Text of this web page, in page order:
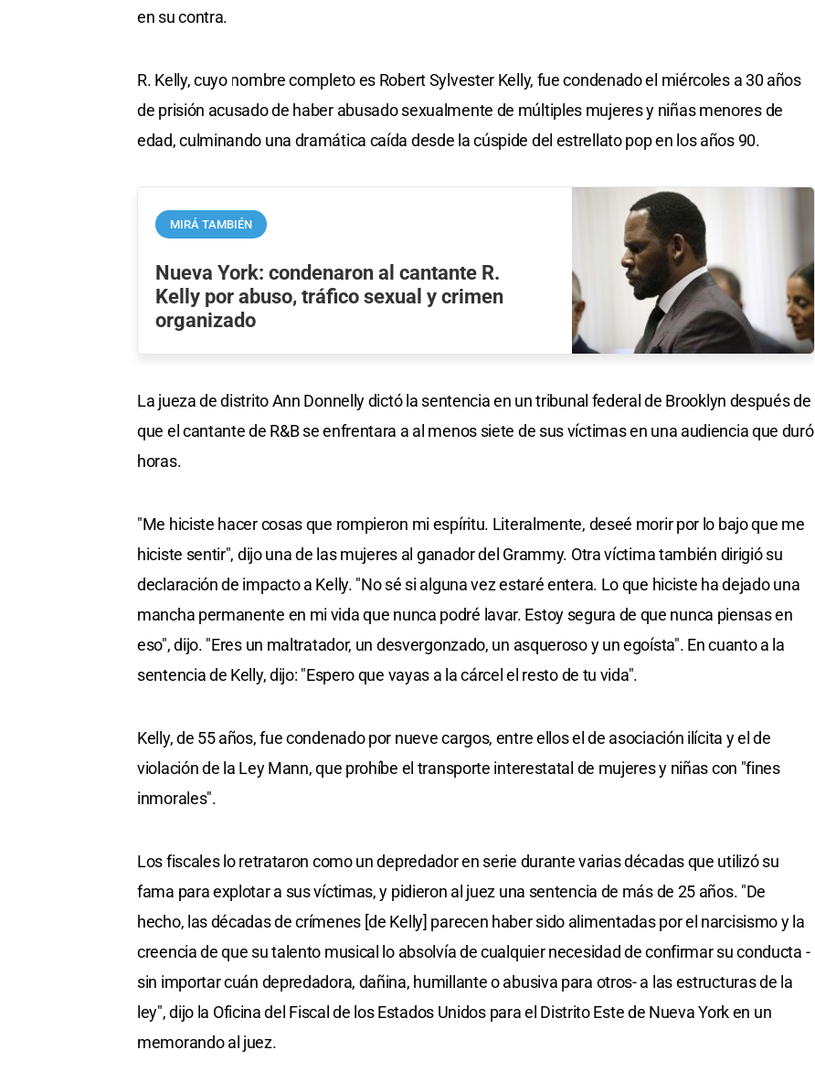
en su contra.
R. Kelly, cuyo nombre completo es Robert Sylvester Kelly, fue condenado el miércoles a 30 años
de prisión acusado de haber abusado sexualmente de múltiples mujeres y niñas menores de
edad, culminando una dramática caída desde la cúspide del estrellato pop en los años 90.
MIRÁ TAMBIÉN
Nueva York: condenaron al cantante R.
Kelly por abuso, tráfico sexual y crimen
organizado
La jueza de distrito Ann Donnelly dictó la sentencia en un tribunal federal de Brooklyn después de
que el cantante de R&B se enfrentara a al menos siete de sus víctimas en una audiencia que duró
horas.
"Me hiciste hacer cosas que rompieron mi espíritu. Literalmente, deseé morir por lo bajo que me
hiciste sentir", dijo una de las mujeres al ganador del Grammy. Otra víctima también dirigió su
declaración de impacto a Kelly. "No sé si alguna vez estaré entera. Lo que hiciste ha dejado una
mancha permanente en mi vida que nunca podré lavar. Estoy segura de que nunca piensas en
eso", dijo. "Eres un maltratador, un desvergonzado, un asqueroso y un egoísta". En cuanto a la
sentencia de Kelly, dijo: "Espero que vayas a la cárcel el resto de tu vida".
Kelly, de 55 años, fue condenado por nueve cargos, entre ellos el de asociación ilícita y el de
violación de la Ley Mann, que prohíbe el transporte interestatal de mujeres y niñas con "fines
inmorales".
Los fiscales lo retrataron como un depredador en serie durante varias décadas que utilizó su
fama para explotar a sus víctimas, y pidieron al juez una sentencia de más de 25 años. "De
hecho, las décadas de crímenes [de Kelly] parecen haber sido alimentadas por el narcisismo y la
creencia de que su talento musical lo absolvía de cualquier necesidad de confirmar su conducta -
sin importar cuán depredadora, dañina, humillante o abusiva para otros- a las estructuras de la
ley", dijo la Oficina del Fiscal de los Estados Unidos para el Distrito Este de Nueva York en un
memorando al juez.